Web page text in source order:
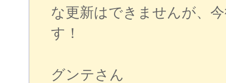
な更新はできませんが、
す！
グンテさん